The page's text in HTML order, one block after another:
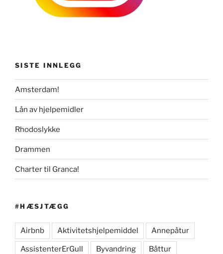
SISTE INNLEGG
Amsterdam!
Lån av hjelpemidler
Rhodoslykke
Drammen
Charter til Granca!
#HÆSJTÆGG
Airbnb Aktivitetshjelpemiddel Annepåtur
AssistenterErGull Byvandring Båttur